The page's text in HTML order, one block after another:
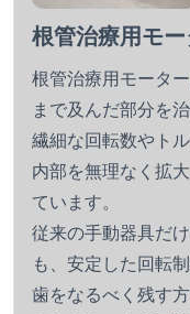
根管治療用モー
根管治療用モータ
まで及んだ部分を
繊細な回転数やト
内部を無理なく拡
ています。
従来の手動器具だ
も、安定した回転
歯をなるべく残す